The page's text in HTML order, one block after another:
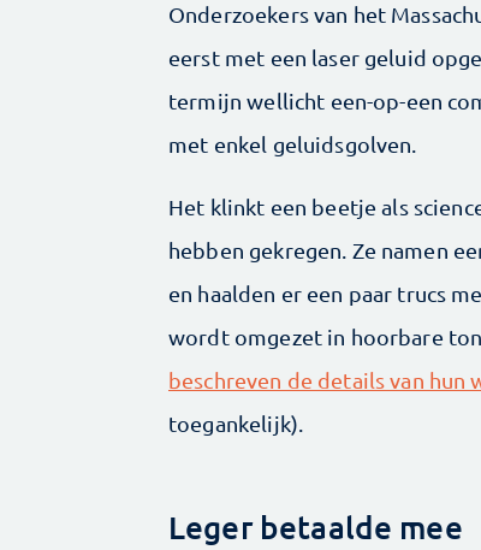
Onderzoekers van het
eerst met een laser geluid
termijn wellicht een-op-een
met enkel geluidsgolven.
Het klinkt een beetje als
hebben gekregen. Ze namen
en haalden er een paar trucs
wordt omgezet in hoorbare
beschreven de details van hun
toegankelijk).
Leger betaalde mee